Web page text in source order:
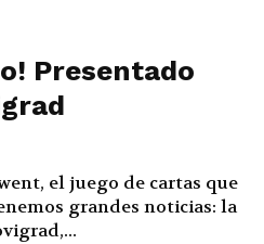
Presentado
el juego de cartas que
grandes noticias: la